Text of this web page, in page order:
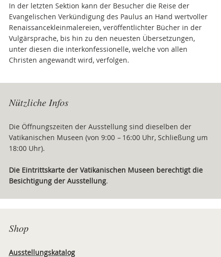
In der letzten Sektion kann der Besucher die Reise der
Evangelischen Verkündigung des Paulus an Hand wertvoller
Renaissancekleinmalereien, veröffentlichter Bücher in der
Vulgärsprache, bis hin zu den neuesten Übersetzungen,
unter diesen die interkonfessionelle, welche von allen
Christen angewandt wird, verfolgen.
Nützliche Infos
Die Öffnungszeiten der Ausstellung sind dieselben der
Vatikanischen Museen (von 9:00 –16:00 Uhr, Schließung um
18:00 Uhr).
Die Eintrittskarte der Vatikanischen Museen berechtigt die
Besichtigung der Ausstellung.
Shop
Ausstellungskatalog